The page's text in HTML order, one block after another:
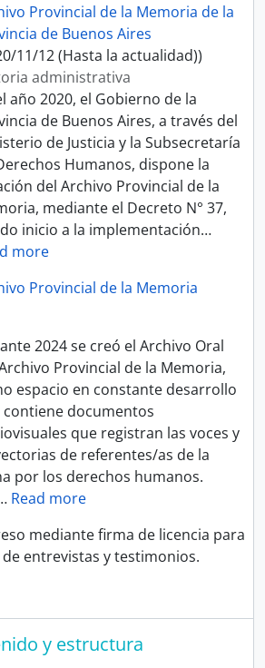
Provincial de la Memoria de la
de Buenos Aires
11/12 (Hasta la actualidad))
administrativa
año 2020, el Gobierno de la
de Buenos Aires, a través del
de Justicia y la Subsecretaría
Humanos, dispone la
del Archivo Provincial de la
mediante el Decreto N° 37,
inicio a la implementación…
more
Provincial de la Memoria
2024 se creó el Archivo Oral
Provincial de la Memoria,
espacio en constante desarrollo
contiene documentos
que registran las voces y
de referentes/as de la
por los derechos humanos.
Read more
mediante firma de licencia para
entrevistas y testimonios.
y estructura